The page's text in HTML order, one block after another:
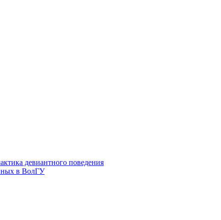
девиантного поведения
в ВолГУ